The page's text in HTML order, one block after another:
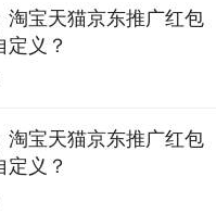
淘宝天猫京东推广红包
定义？
淘宝天猫京东推广红包
定义？